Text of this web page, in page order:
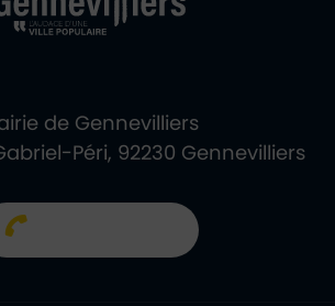
de Gennevilliers
Péri, 92230 Gennevilliers